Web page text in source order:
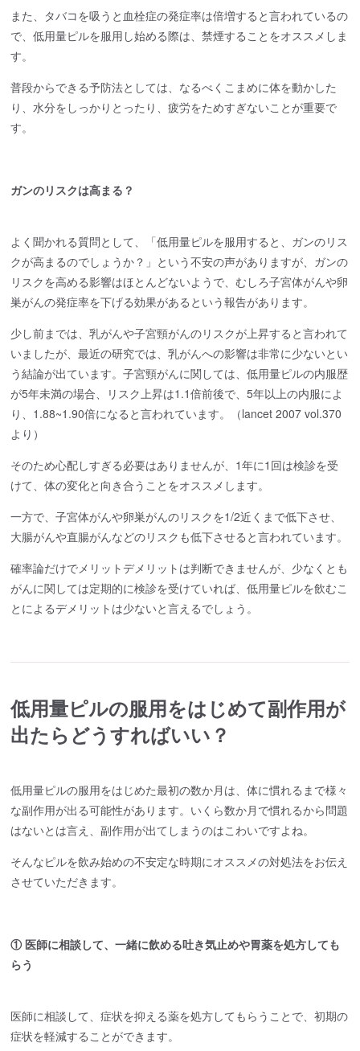
また、タバコを吸うと血栓症の発症率は倍増すると言われているの
で、低用量ピルを服用し始める際は、禁煙することをオススメしま
す。
普段からできる予防法としては、なるべくこまめに体を動かした
り、水分をしっかりとったり、疲労をためすぎないことが重要で
す。
ガンのリスクは高まる？
よく聞かれる質問として、「低用量ピルを服用すると、ガンのリス
クが高まるのでしょうか？」という不安の声がありますが、ガンの
リスクを高める影響はほとんどないようで、むしろ子宮体がんや卵
巣がんの発症率を下げる効果があるという報告があります。
少し前までは、乳がんや子宮頸がんのリスクが上昇すると言われて
いましたが、最近の研究では、乳がんへの影響は非常に少ないとい
う結論が出ています。子宮頸がんに関しては、低用量ピルの内服歴
が5年未満の場合、リスク上昇は1.1倍前後で、5年以上の内服によ
り、1.88~1.90倍になると言われています。（lancet 2007 vol.370
より）
そのため心配しすぎる必要はありませんが、1年に1回は検診を受
けて、体の変化と向き合うことをオススメします。
一方で、子宮体がんや卵巣がんのリスクを1/2近くまで低下させ、
大腸がんや直腸がんなどのリスクも低下させると言われています。
確率論だけでメリットデメリットは判断できませんが、少なくとも
がんに関しては定期的に検診を受けていれば、低用量ピルを飲むこ
とによるデメリットは少ないと言えるでしょう。
低用量ピルの服用をはじめて副作用が
出たらどうすればいい？
低用量ピルの服用をはじめた最初の数か月は、体に慣れるまで様々
な副作用が出る可能性があります。いくら数か月で慣れるから問題
はないとは言え、副作用が出てしまうのはこわいですよね。
そんなピルを飲み始めの不安定な時期にオススメの対処法をお伝え
させていただきます。
① 医師に相談して、一緒に飲める吐き気止めや胃薬を処方しても
らう
医師に相談して、症状を抑える薬を処方してもらうことで、初期の
症状を軽減することができます。